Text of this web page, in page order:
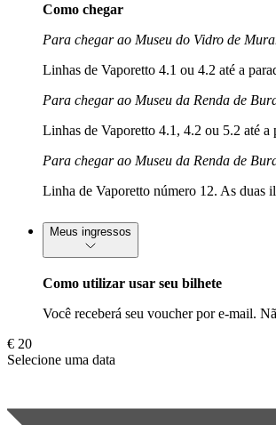
Como chegar
Para chegar ao Museu do Vidro de
Linhas de Vaporetto 4.1 ou 4.2 até a
Para chegar ao Museu da Renda de
Linhas de Vaporetto 4.1, 4.2 ou 5.2 até
Para chegar ao Museu da Renda de
Linha de Vaporetto número 12. As duas
Meus ingressos
Como utilizar usar seu bilhete
Você receberá seu voucher por e-mail.
€ 20
Selecione uma data